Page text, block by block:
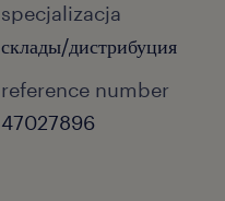
specjalizacja
склады/дистрибуция
reference number
47027896